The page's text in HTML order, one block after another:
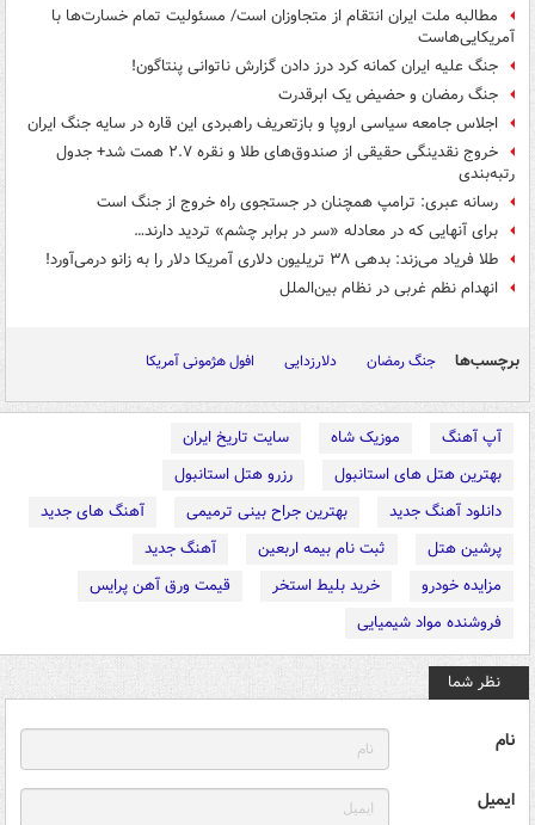
مطالبه ملت ایران انتقام از متجاوزان است/ مسئولیت تمام خسارت‌ها با
آمریکایی‌هاست
جنگ علیه ایران کمانه کرد درز دادن گزارش ناتوانی پنتاگون!
جنگ رمضان و حضیض یک ابرقدرت
اجلاس جامعه سیاسی اروپا و بازتعریف راهبردی این قاره در سایه جنگ ایران
خروج نقدینگی حقیقی از صندوق‌های طلا و نقره ۲.۷ همت شد+ جدول
رتبه‌بندی
رسانه عبری: ترامپ همچنان در جستجوی راه خروج از جنگ است
برای آنهایی که در معادله «سر در برابر چشم» تردید دارند…
طلا فریاد می‌زند: بدهی ۳۸ تریلیون دلاری آمریکا دلار را به زانو درمی‌آورد!
انهدام نظم غربی در نظام بین‌الملل
برچسب‌ها جنگ رمضان دلارزدایی افول هژمونی آمریکا
آپ آهنگ موزیک شاه
سایت تاریخ ایران
بهترین هتل های استانبول
رزرو هتل استانبول
دانلود آهنگ جدید
بهترین جراح بینی ترمیمی
آهنگ های جدید
پرشین هتل
ثبت نام بیمه اربعین
آهنگ جدید
مزایده خودرو
خرید بلیط استخر
قیمت ورق آهن پرایس
فروشنده مواد شیمیایی
نظر شما
نام
ایمیل